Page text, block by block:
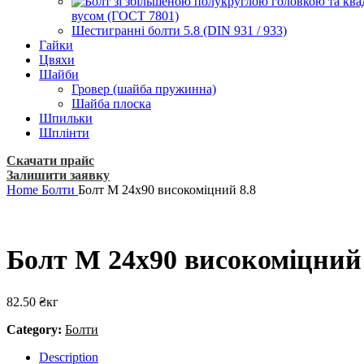
вусом (ГОСТ 7801)
Шестигранні болти 5.8 (DIN 931 / 933)
Гайки
Цвяхи
Шайби
Гровер (шайба пружинна)
Шайба плоска
Шпильки
Шплінти
Скачати прайс
Залишити заявку
Home Болти Болт М 24х90 високоміцний 8.8
Болт М 24х90
82.50 ₴кг
Category: Болти
Description